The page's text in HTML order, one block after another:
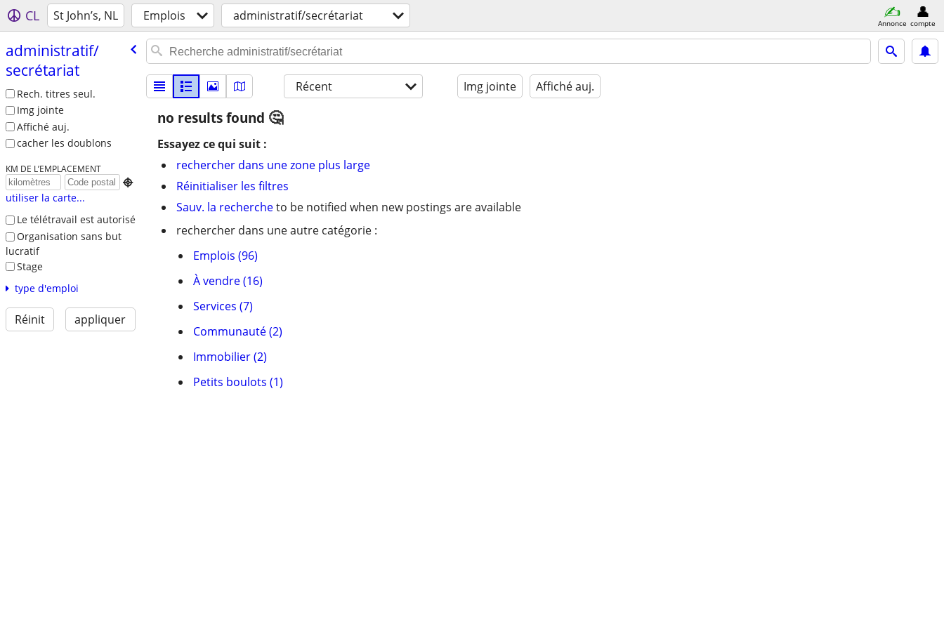
CL St John’s, NL Emplois administratif/secrétariat Annonce compte
administratif/​
secrétariat
Rech. titres seul.
Img jointe
Affiché auj.
cacher les doublons
KM DE L’EMPLACEMENT

utiliser la carte...
Le télétravail est autorisé
Organisation sans but
lucratif
Stage
type d'emploi
Réinit appliquer
Récent Img jointe Affiché auj.
no results found
Essayez ce qui suit :
rechercher dans une zone plus large
Réinitialiser les filtres
Sauv. la rechercheto be notified when new postings are available
rechercher dans une autre catégorie :
Emplois (96)
À vendre (16)
Services (7)
Communauté (2)
Immobilier (2)
Petits boulots (1)